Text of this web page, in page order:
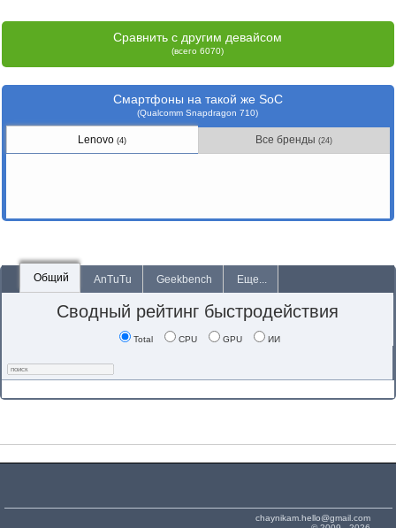
Сравнить с другим девайсом
(всего 6070)
Смартфоны на такой же SoC
(Qualcomm Snapdragon 710)
Lenovo(4) Все бренды(24)
Общий AnTuTu Geekbench Еще...
Сводный рейтинг быстродействия
Total CPU GPU ИИ
chaynikam.hello@gmail.com